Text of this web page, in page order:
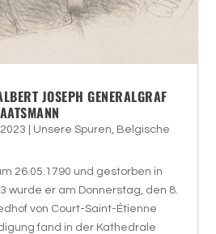
JOSEPH GENERALGRAF
Unsere Spuren Belgische
26.05.1790 und gestorben in
wurde er am Donnerstag, den 8.
von Court-Saint-Étienne
fand in der Kathedrale